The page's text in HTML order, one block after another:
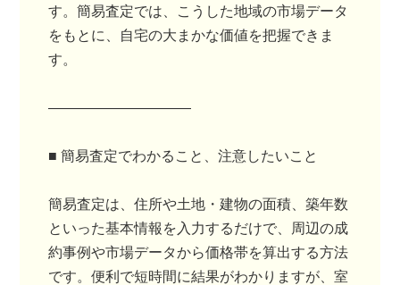
す。簡易査定では、こうした地域の市場データ
をもとに、自宅の大まかな価値を把握できま
す。
――――――――――
■ 簡易査定でわかること、注意したいこと
簡易査定は、住所や土地・建物の面積、築年数
といった基本情報を入力するだけで、周辺の成
約事例や市場データから価格帯を算出する方法
です。便利で短時間に結果がわかりますが、室